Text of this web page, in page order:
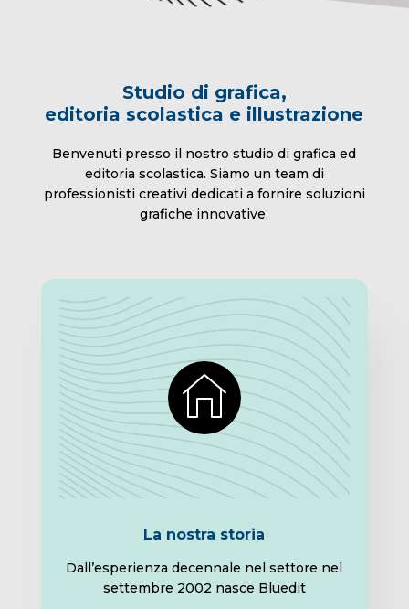
Studio di grafica,
editoria scolastica e illustrazione
Benvenuti presso il nostro studio di grafica ed
editoria scolastica. Siamo un team di
professionisti creativi dedicati a fornire soluzioni
grafiche innovative.
La nostra storia
Dall’esperienza decennale nel settore nel
settembre 2002 nasce Bluedit